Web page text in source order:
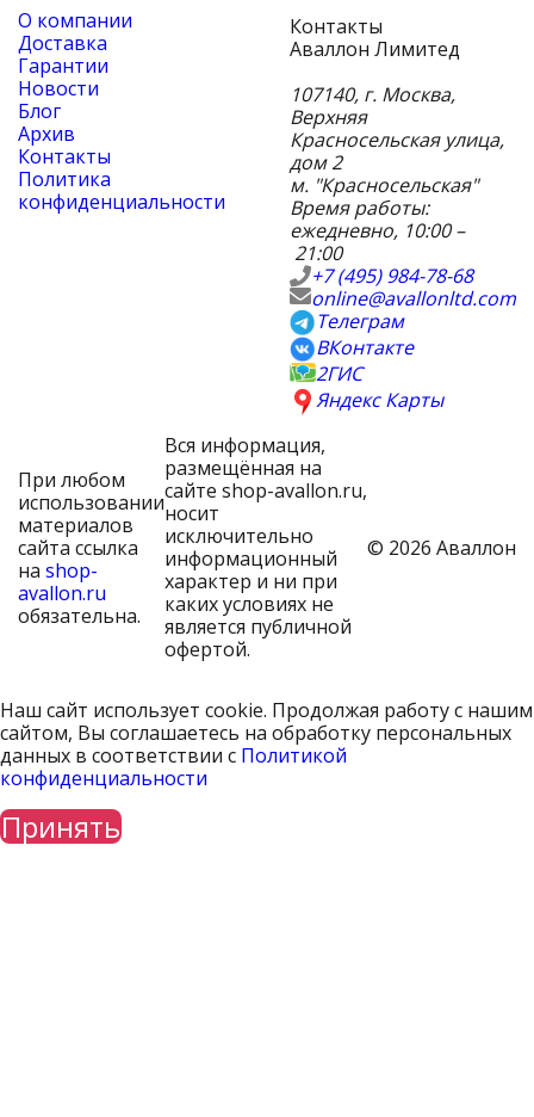
О компании
Доставка
Гарантии
Новости
Блог
Архив
Контакты
Политика
конфиденциальности
Контакты
Аваллон Лимитед
107140, г. Москва,
Верхняя
Красносельская улица,
дом 2
м. "Красносельская"
Время работы:
ежедневно, 10:00 –
21:00
+7 (495) 984-78-68
online@avallonltd.com
Телеграм
ВКонтакте
2ГИС
Яндекс Карты
При любом
использовании
материалов
сайта ссылка
на shop-
avallon.ru
обязательна.
Вся информация,
размещённая на
сайте shop-avallon.ru,
носит
исключительно
информационный
характер и ни при
каких условиях не
является публичной
офертой.
© 2026 Аваллон
Наш сайт использует cookie. Продолжая работу с нашим
сайтом, Вы соглашаетесь на обработку персональных
данных в соответствии с Политикой
конфиденциальности
Принять